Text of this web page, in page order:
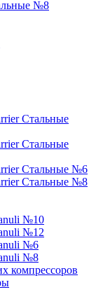
№8
Стальные
Стальные
Стальные №6
Стальные №8
№10
№12
№6
№8
компрессоров